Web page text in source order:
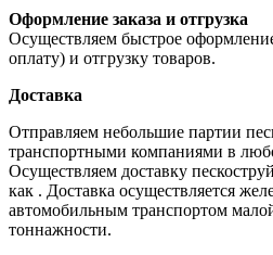
Оформление заказа и отгрузка
Осуществляем быстрое
оплату) и отгрузку товаров.
Доставка
Отправляем небольшие партии
транспортными компаниями в
Осуществляем доставку
как . Доставка осуществляется
автомобильным транспортом
тоннажности.